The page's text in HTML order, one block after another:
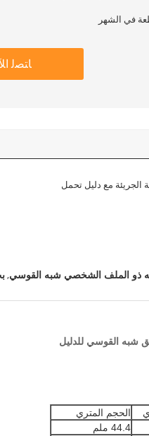
ﺎﺘﺼﻟ
الجريئة مع دليل تحمل
ذو الملف الشخصي شبه القوسي,
شبه القوسي للدليل
الحجم المتري
44.4 ملم